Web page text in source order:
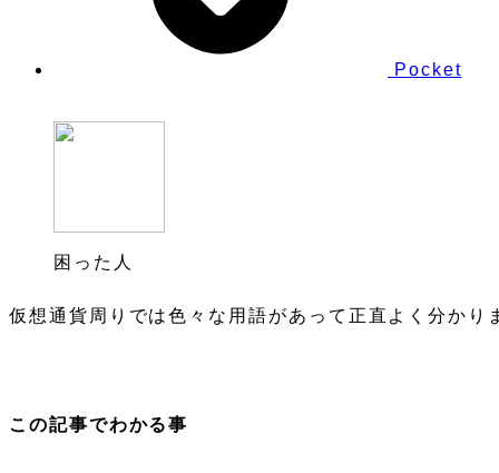
Pocket
困った人
仮想通貨周りでは色々な用語があって正直よく分かり
この記事でわかる事